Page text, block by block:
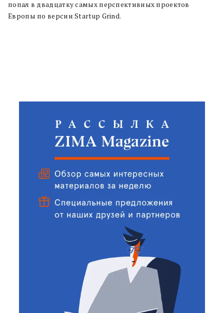
попал в двадцатку самых перспективных проектов
Европы по версии Startup Grind.